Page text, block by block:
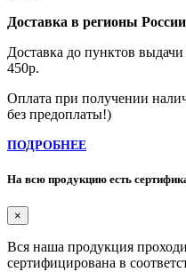
Доставка в регионы России
Доставка до пунктов
450р.
Оплата при получении
без предоплаты!)
ПОДРОБНЕЕ
На всю продукцию есть
×
Вся наша продукция
сертифицирована в